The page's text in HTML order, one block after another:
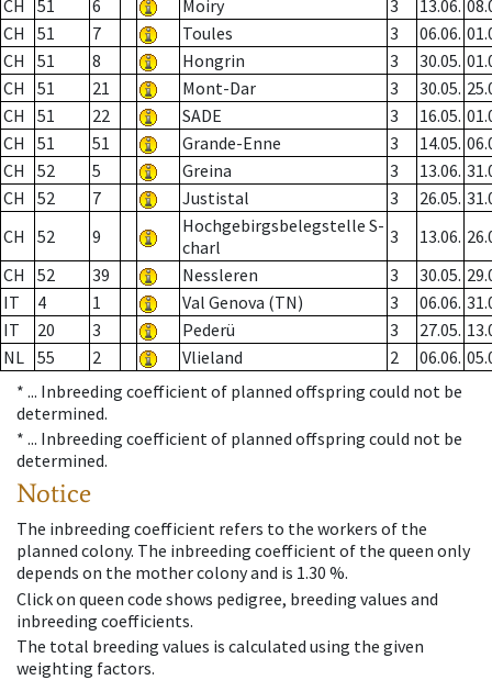
CH 51 6 Moiry 3 13.06.
CH
51 7 Toules 3 06.06.
CH
51 8 Hongrin 3 30.05.
CH
51 21 Mont-Dar 3 30.05.
CH
51 22 SADE 3 16.05.
CH
51 51 Grande-Enne 3 14.05.
CH
52 5 Greina 3 13.06.
CH
52 7 Justistal 3 26.05.
CH
52 9
Hochgebirgsbelegstelle S-
charl
3 13.06.
CH
52 39 Nessleren 3 30.05.
IT
4 1 Val Genova (TN) 3 06.06.
IT
20 3 Pederü 3 27.05.
NL 55 2 Vlieland 2 06.06.
* ... Inbreeding coefficient of planned offspring could not be
determined.
* ... Inbreeding coefficient of planned offspring could not be
determined.
Notice
The inbreeding coefficient refers to the workers of the
planned colony. The inbreeding coefficient of the queen only
depends on the mother colony and is 1.30 %.
Click on queen code shows pedigree, breeding values and
inbreeding coefficients.
The total breeding values is calculated using the given
weighting factors.